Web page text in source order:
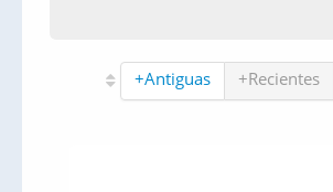
+Antiguas +Recientes